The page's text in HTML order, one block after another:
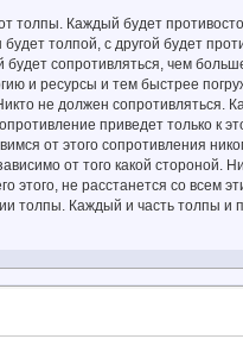
толпы. Каждый будет
толпой, с другой будет
сопротивляться, чем
и ресурсы и тем быстрее
не должен сопротивляться.
приведет только к
от этого сопротивления
от того какой стороной.
этого, не расстанется со всем
толпы. Каждый и часть толпы